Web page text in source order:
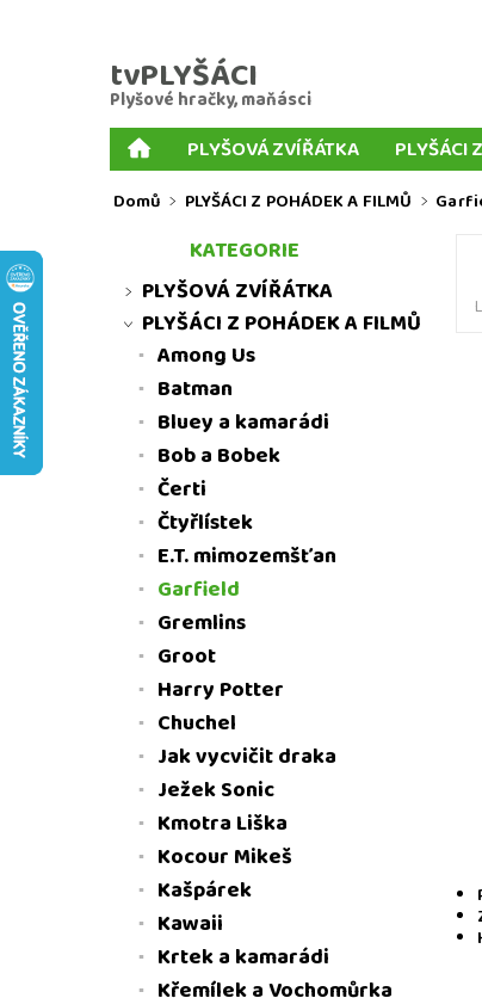
tvPLYŠÁCI
Plyšové hračky, maňásci
PLYŠOVÁ ZVÍŘÁTKA PLYŠÁCI
PLYŠOVÉ KLÍČENKY
PLYŠOVÍ PSI
MNOŽSTEVNÍ SLEVY
Domů PLYŠÁCI Z POHÁDEK A FILMŮ
KATEGORIE
PLYŠOVÁ ZVÍŘÁTKA
PLYŠÁCI Z POHÁDEK A FILMŮ
Among Us
Batman
Bluey a kamarádi
Bob a Bobek
Čerti
Čtyřlístek
E.T. mimozemšťan
Garfield
Gremlins
Groot
Harry Potter
Chuchel
Jak vycvičit draka
Ježek Sonic
Kmotra Liška
Kocour Mikeš
Kašpárek
Kawaii
Krtek a kamarádi
Křemílek a Vochomůrka